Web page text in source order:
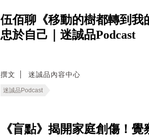
伍佰聊《移動的樹都轉到
忠於自己｜迷誠品Podcast
撰文 迷誠品內容中心
迷誠品Podcast
《盲點》揭開家庭創傷！